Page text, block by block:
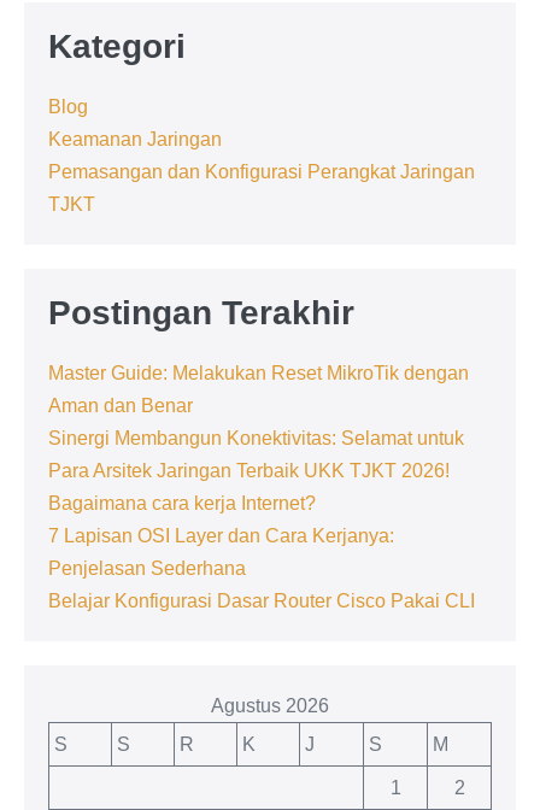
Kategori
Blog
Keamanan Jaringan
Pemasangan dan Konfigurasi Perangkat Jaringan
TJKT
Postingan Terakhir
Master Guide: Melakukan Reset MikroTik dengan
Aman dan Benar
Sinergi Membangun Konektivitas: Selamat untuk
Para Arsitek Jaringan Terbaik UKK TJKT 2026!
Bagaimana cara kerja Internet?
7 Lapisan OSI Layer dan Cara Kerjanya:
Penjelasan Sederhana
Belajar Konfigurasi Dasar Router Cisco Pakai CLI
Agustus 2026
S
S R K J S M
1 2